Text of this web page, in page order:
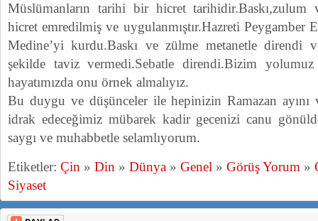
Müslümanların tarihi bir hicret tarihidir.Baskı,zulum
hicret emredilmiş ve uygulanmıştır.Hazreti Peygamber
Medine’yi kurdu.Baskı ve zülme metanetle direndi
şekilde taviz vermedi.Sebatle direndi.Bizim
hayatımızda onu örnek almalıyız.
Bu duygu ve düşünceler ile hepinizin Ramazan ayını
idrak edeceğimiz mübarek kadir gecenizi canu
saygı ve muhabbetle selamlıyorum.
Etiketler: Çin » Din » Dünya » Genel » Görüş Yorum »
Siyaset